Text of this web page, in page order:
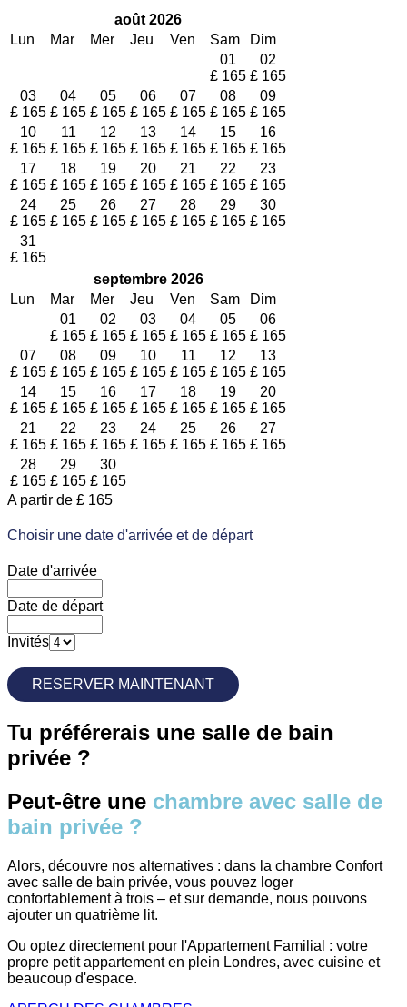
août 2026
Lun
Mar Mer Jeu Ven Sam
Dim
01
£ 165
02
£ 165
03
£ 165
04
£ 165
05
£ 165
06
£ 165
07
£ 165
08
£ 165
09
£ 165
10
£ 165
11
£ 165
12
£ 165
13
£ 165
14
£ 165
15
£ 165
16
£ 165
17
£ 165
18
£ 165
19
£ 165
20
£ 165
21
£ 165
22
£ 165
23
£ 165
24
£ 165
25
£ 165
26
£ 165
27
£ 165
28
£ 165
29
£ 165
30
£ 165
31
£ 165
septembre 2026
Lun
Mar Mer Jeu Ven Sam
Dim
01
£ 165
02
£ 165
03
£ 165
04
£ 165
05
£ 165
06
£ 165
07
£ 165
08
£ 165
09
£ 165
10
£ 165
11
£ 165
12
£ 165
13
£ 165
14
£ 165
15
£ 165
16
£ 165
17
£ 165
18
£ 165
19
£ 165
20
£ 165
21
£ 165
22
£ 165
23
£ 165
24
£ 165
25
£ 165
26
£ 165
27
£ 165
28
£ 165
29
£ 165
30
£ 165
A partir de £ 165
Choisir une date d'arrivée et de départ
Date d'arrivée
Date de départ
Invités
Tu préférerais une salle de bain
privée ?
Peut-être une chambre avec salle de
bain privée ?
Alors, découvre nos alternatives : dans la chambre Confort
avec salle de bain privée, vous pouvez loger
confortablement à trois – et sur demande, nous pouvons
ajouter un quatrième lit.
Ou optez directement pour l'Appartement Familial : votre
propre petit appartement en plein Londres, avec cuisine et
beaucoup d'espace.